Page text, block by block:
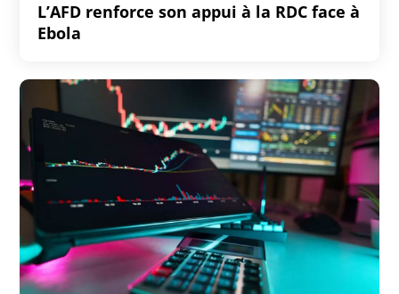
L’AFD renforce son appui à la RDC face à
Ebola